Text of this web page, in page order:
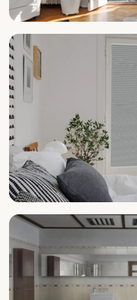
Wohnzimmer
Schlafzimmer